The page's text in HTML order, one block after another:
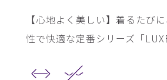
【心地よく美しい】着るたび
性で快適な定番シリーズ「